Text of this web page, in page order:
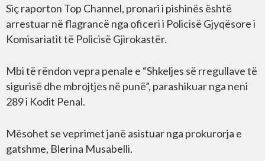
Siç raporton Top Channel, pronari i pishinës është
arrestuar në flagrancë nga oficeri i Policisë Gjyqësore i
Komisariatit të Policisë Gjirokastër.
Mbi të rëndon vepra penale e “Shkeljes së rregullave të
sigurisë dhe mbrojtjes në punë”, parashikuar nga neni
289 i Kodit Penal.
Mësohet se veprimet janë asistuar nga prokurorja e
gatshme, Blerina Musabelli.